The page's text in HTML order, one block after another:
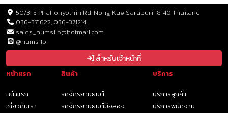
50/3-5 Phahonyothin Rd. Nong Kae Saraburi 18140 Thailand
036-371622, 036-371214
sales_numsilp@hotmail.com
@numsilp
สำหรับเจ้าหน้าที่
หน้าแรก
หน้าแรก
เกี่ยวกับเรา
สินค้า
รถจักรยานยนต์
รถจักรยานยนต์มือสอง
บริการ
บริการลูกค้า
บริการพนักงาน